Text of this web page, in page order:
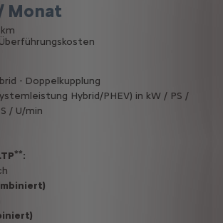
Monat
- Doppelkupplung
Hybrid/PHEV) in kW / PS /
/ U/min
**: